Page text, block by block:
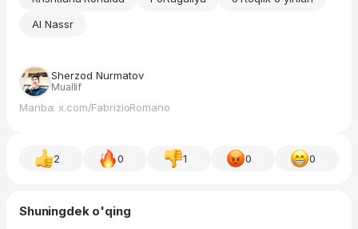
Al Nassr
Sherzod Nurmatov
Muallif
Manba: x.com/FabrizioRomano
2 0 1 0 0
Shuningdek o'qing